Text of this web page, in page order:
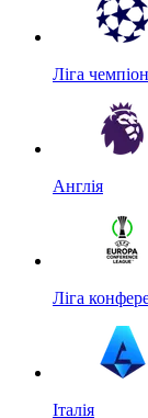
Ліга
Англія
Ліга
Італія